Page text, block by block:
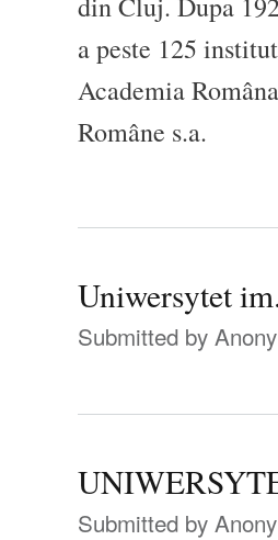
a peste 125
Academia
Române s.a.
Uniwersytet
Submitted by
Submitted by